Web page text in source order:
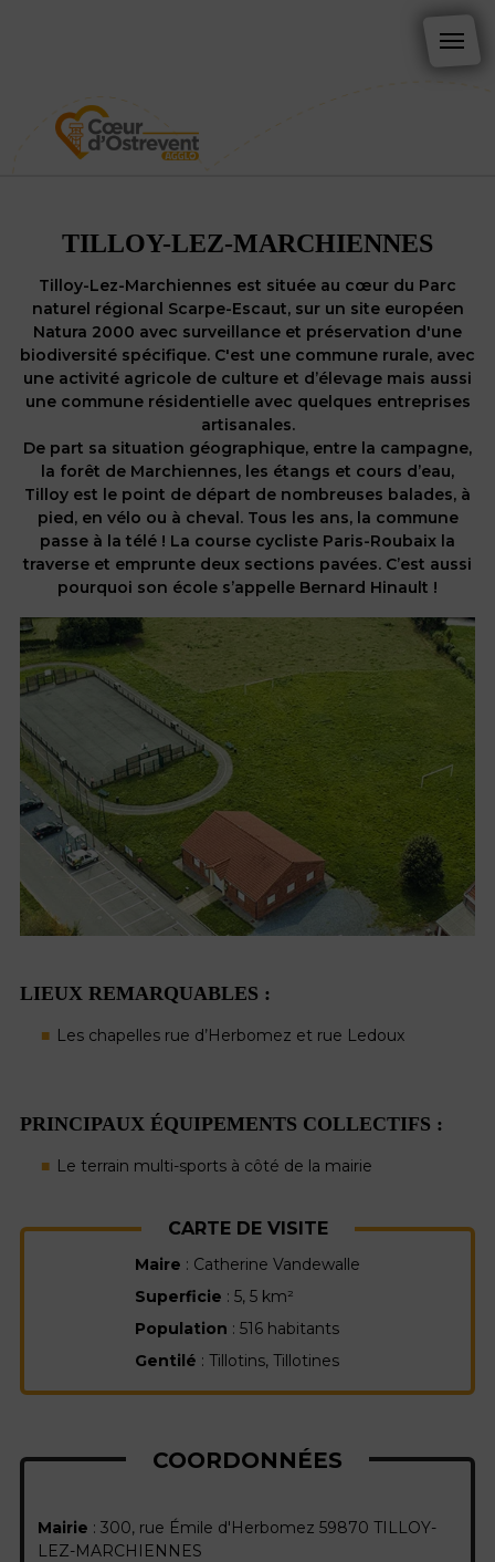
TILLOY-LEZ-MARCHIENNES
Tilloy-Lez-Marchiennes est située au cœur du Parc
naturel régional Scarpe-Escaut, sur un site européen
Natura 2000 avec surveillance et préservation d'une
biodiversité spécifique. C'est une commune rurale, avec
une activité agricole de culture et d’élevage mais aussi
une commune résidentielle avec quelques entreprises
artisanales.
De part sa situation géographique, entre la campagne,
la forêt de Marchiennes, les étangs et cours d’eau,
Tilloy est le point de départ de nombreuses balades, à
pied, en vélo ou à cheval. Tous les ans, la commune
passe à la télé ! La course cycliste Paris-Roubaix la
traverse et emprunte deux sections pavées. C’est aussi
pourquoi son école s’appelle Bernard Hinault !
LIEUX REMARQUABLES :
Les chapelles rue d’Herbomez et rue Ledoux
PRINCIPAUX ÉQUIPEMENTS COLLECTIFS :
Le terrain multi-sports à côté de la mairie
CARTE DE VISITE
Maire : Catherine Vandewalle
Superficie : 5, 5 km²
Population : 516 habitants
Gentilé : Tillotins, Tillotines
COORDONNÉES
Mairie : 300, rue Émile d'Herbomez 59870 TILLOY-
LEZ-MARCHIENNES